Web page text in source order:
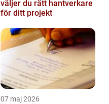
väljer du rätt hantverkare
för ditt projekt
07 maj 2026